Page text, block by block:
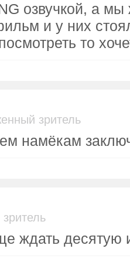
озвучкой, а
и у них
то
зритель
намёкам
ждать десятую